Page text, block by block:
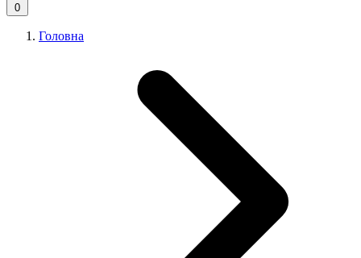
0
Головна